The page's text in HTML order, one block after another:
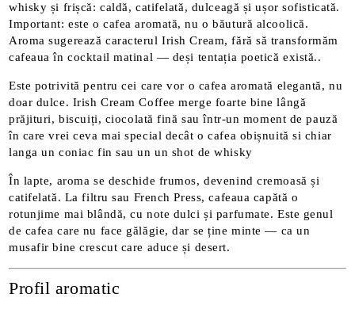
whisky și frișcă: caldă, catifelată, dulceagă și ușor sofisticată.
Important: este o cafea aromată, nu o băutură alcoolică.
Aroma sugerează caracterul Irish Cream, fără să transformăm
cafeaua în cocktail matinal — deși tentația poetică există..
Este potrivită pentru cei care vor o cafea aromată elegantă, nu
doar dulce. Irish Cream Coffee merge foarte bine lângă
prăjituri, biscuiți, ciocolată fină sau într-un moment de pauză
în care vrei ceva mai special decât o cafea obișnuită si chiar
langa un coniac fin sau un un shot de whisky
În lapte, aroma se deschide frumos, devenind cremoasă și
catifelată. La filtru sau French Press, cafeaua capătă o
rotunjime mai blândă, cu note dulci și parfumate. Este genul
de cafea care nu face gălăgie, dar se ține minte — ca un
musafir bine crescut care aduce și desert.
Profil aromatic